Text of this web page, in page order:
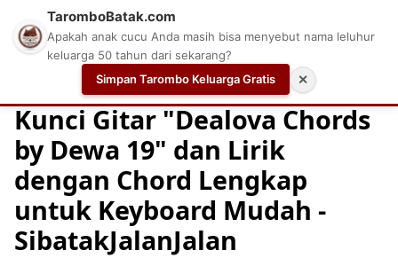
Chord Chord Gitar Easy Guitar Tabs
Kunci Gitar "Dealova Chords
by Dewa 19" dan Lirik
dengan Chord Lengkap
untuk Keyboard Mudah -
SibatakJalanJalan
TaromboBatak.com
Apakah anak cucu Anda masih bisa menyebut nama leluhur
keluarga 50 tahun dari sekarang?
Simpan Tarombo Keluarga Gratis
✕